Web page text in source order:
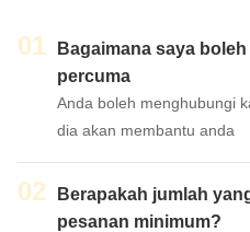
PRODUK
TENTANG KITA
KES
01
Bagaimana saya
percuma
Anda boleh menghubungi
dia akan membantu anda
02
Berapakah jumlah
pesanan minimum?